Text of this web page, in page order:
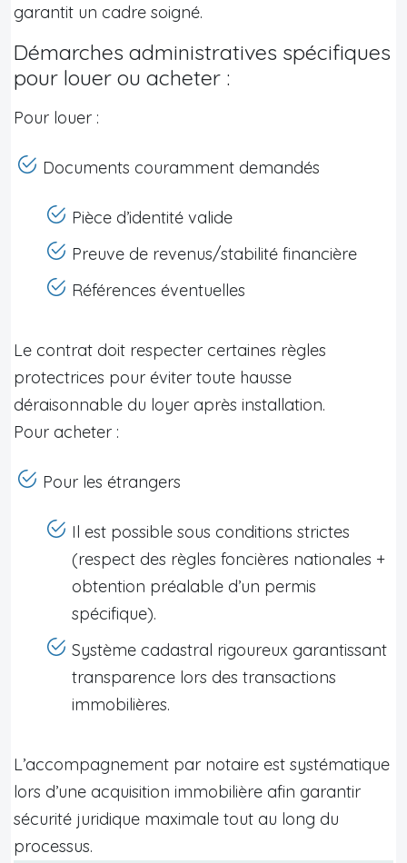
garantit un cadre soigné.
Démarches administratives spécifiques
pour louer ou acheter :
Pour louer :
Documents couramment demandés
Pièce d’identité valide
Preuve de revenus/stabilité financière
Références éventuelles
Le contrat doit respecter certaines règles
protectrices pour éviter toute hausse
déraisonnable du loyer après installation.
Pour acheter :
Pour les étrangers
Il est possible sous conditions strictes
(respect des règles foncières nationales +
obtention préalable d’un permis
spécifique).
Système cadastral rigoureux garantissant
transparence lors des transactions
immobilières.
L’accompagnement par notaire est systématique
lors d’une acquisition immobilière afin garantir
sécurité juridique maximale tout au long du
processus.